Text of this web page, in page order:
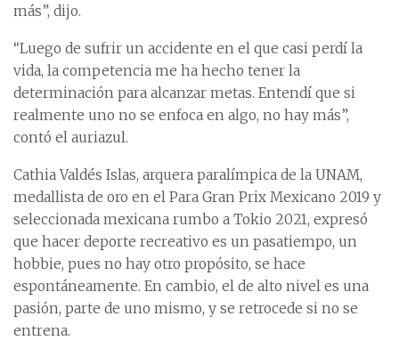
más”, dijo.
“Luego de sufrir un accidente en el que casi perdí la
vida, la competencia me ha hecho tener la
determinación para alcanzar metas. Entendí que si
realmente uno no se enfoca en algo, no hay más”,
contó el auriazul.
Cathia Valdés Islas, arquera paralímpica de la UNAM,
medallista de oro en el Para Gran Prix Mexicano 2019 y
seleccionada mexicana rumbo a Tokio 2021, expresó
que hacer deporte recreativo es un pasatiempo, un
hobbie, pues no hay otro propósito, se hace
espontáneamente. En cambio, el de alto nivel es una
pasión, parte de uno mismo, y se retrocede si no se
entrena.